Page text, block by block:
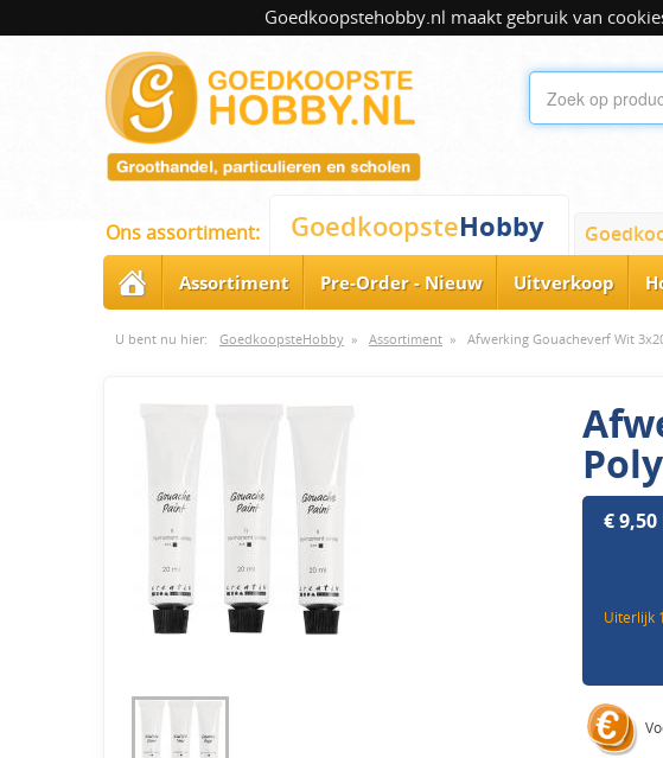
Goedkoopstehobby.nl maakt gebruik van
Ons assortiment: GoedkoopsteHobby
Assortiment Pre-Order - Nieuw Uitverkoop
U bent nu hier: GoedkoopsteHobby » Assortiment » Afwerking Gouacheverf Wit
€
Uiterlijk